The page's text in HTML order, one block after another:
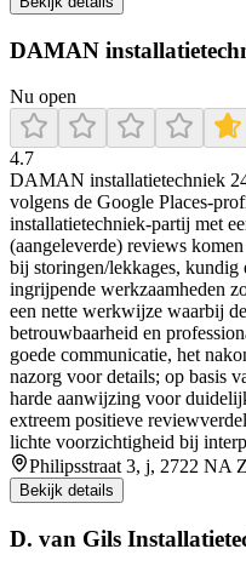
DAMAN
Nu open
4.7
DAMAN installatietechniek
volgens de Google Places-
installatietechniek-partij met
(aangeleverde) reviews
bij storingen/lekkages,
ingrijpende werkzaamheden
een nette werkwijze waarbij
betrouwbaarheid en
goede communicatie, het
nazorg voor details; op basis
harde aanwijzing voor
extreem positieve
lichte voorzichtigheid bij
Philipsstraat 3, j, 2722 NA
Bekijk details
D. van Gils